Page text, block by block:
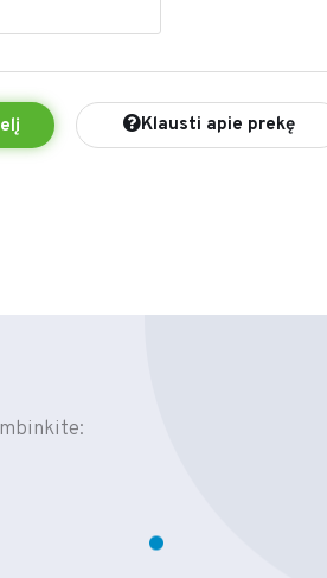
Klausti apie prekę